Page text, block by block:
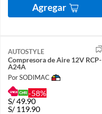
Agregar
AUTOSTYLE
Compresora de Aire 12V RCP-
A24A
Por SODIMAC
-58%
S/49.90
S/ 119.90